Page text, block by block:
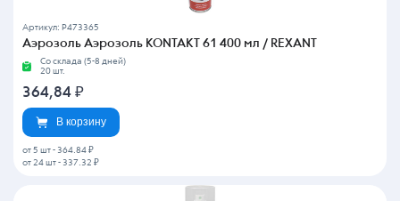
Артикул: P473365
Аэрозоль Аэрозоль KONTAKT 61 400 мл / REXANT
Со склада (5-8 дней)
20 шт.
364,84 ₽
В корзину
от 5 шт - 364.84 ₽
от 24 шт - 337.32 ₽